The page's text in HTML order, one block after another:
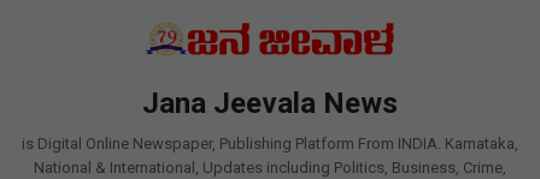
Jana Jeevala News
is Digital Online Newspaper, Publishing Platform From INDIA. Karnataka,
National & International, Updates including Politics, Business, Crime,